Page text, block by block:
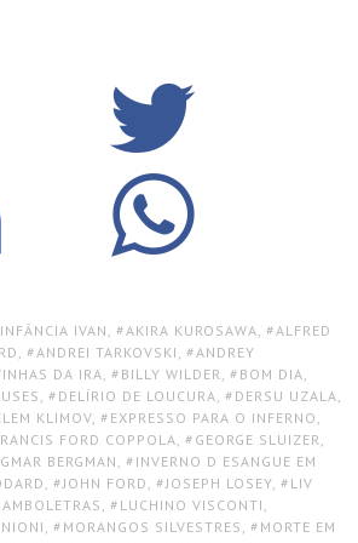
IVAN , AKIRA KUROSAWA, ALFRED
, ANDREI TARKOVSKI , ANDREY
DA IRA, BILLY WILDER, BOM DIA,
, DELÍRIO DE LOUCURA, DERSU UZALA,
KLIMOV, EXPRESSO PARA O INFERNO ,
FORD COPPOLA, GEORGE SLUIZER,
BERGMAN , INVERNO D ESANGUE EM
, JOHN FORD , JOSEPH LOSEY, LIV
, LUCHINO VISCONTI ,
, MORANGOS SILVESTRES , MORTE EM